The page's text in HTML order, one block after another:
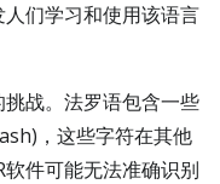
们学习和使用该语言
战。法罗语包含一些
，这些字符在其他
件可能无法准确识别